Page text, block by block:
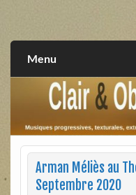
extrêmes, alternatives,
Menu
Arman Méliès au
Septembre 2020